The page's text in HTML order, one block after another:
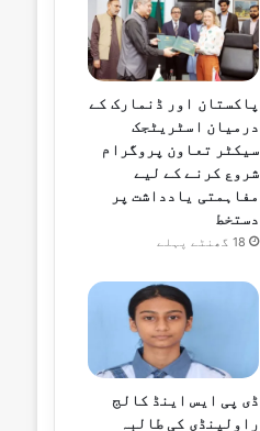
پاکستان اور ڈنمارک کے
درمیان اسٹریٹجک
سیکٹر تعاون پروگرام
شروع کرنے کے لیے
مفاہمتی یادداشت پر
دستخط
18 گھنٹے پہلے
ڈی پی ایس اینڈ کالج
راولپنڈی کی طالبہ